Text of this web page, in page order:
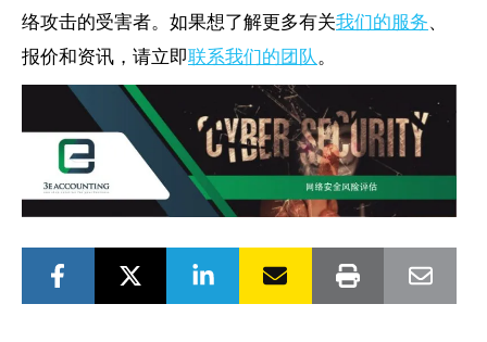
络攻击的受害者。如果想了解更多有关我们的服务、
报价和资讯，请立即联系我们的团队。